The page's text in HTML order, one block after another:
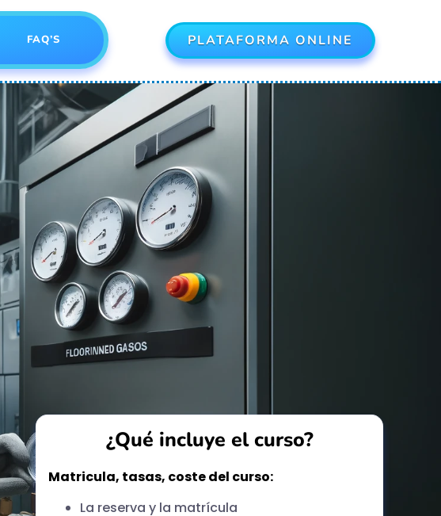
FAQ’S PLATAFORMA ONLINE
¿Qué incluye el curso?
Matricula, tasas, coste del curso:
La reserva y la matrícula